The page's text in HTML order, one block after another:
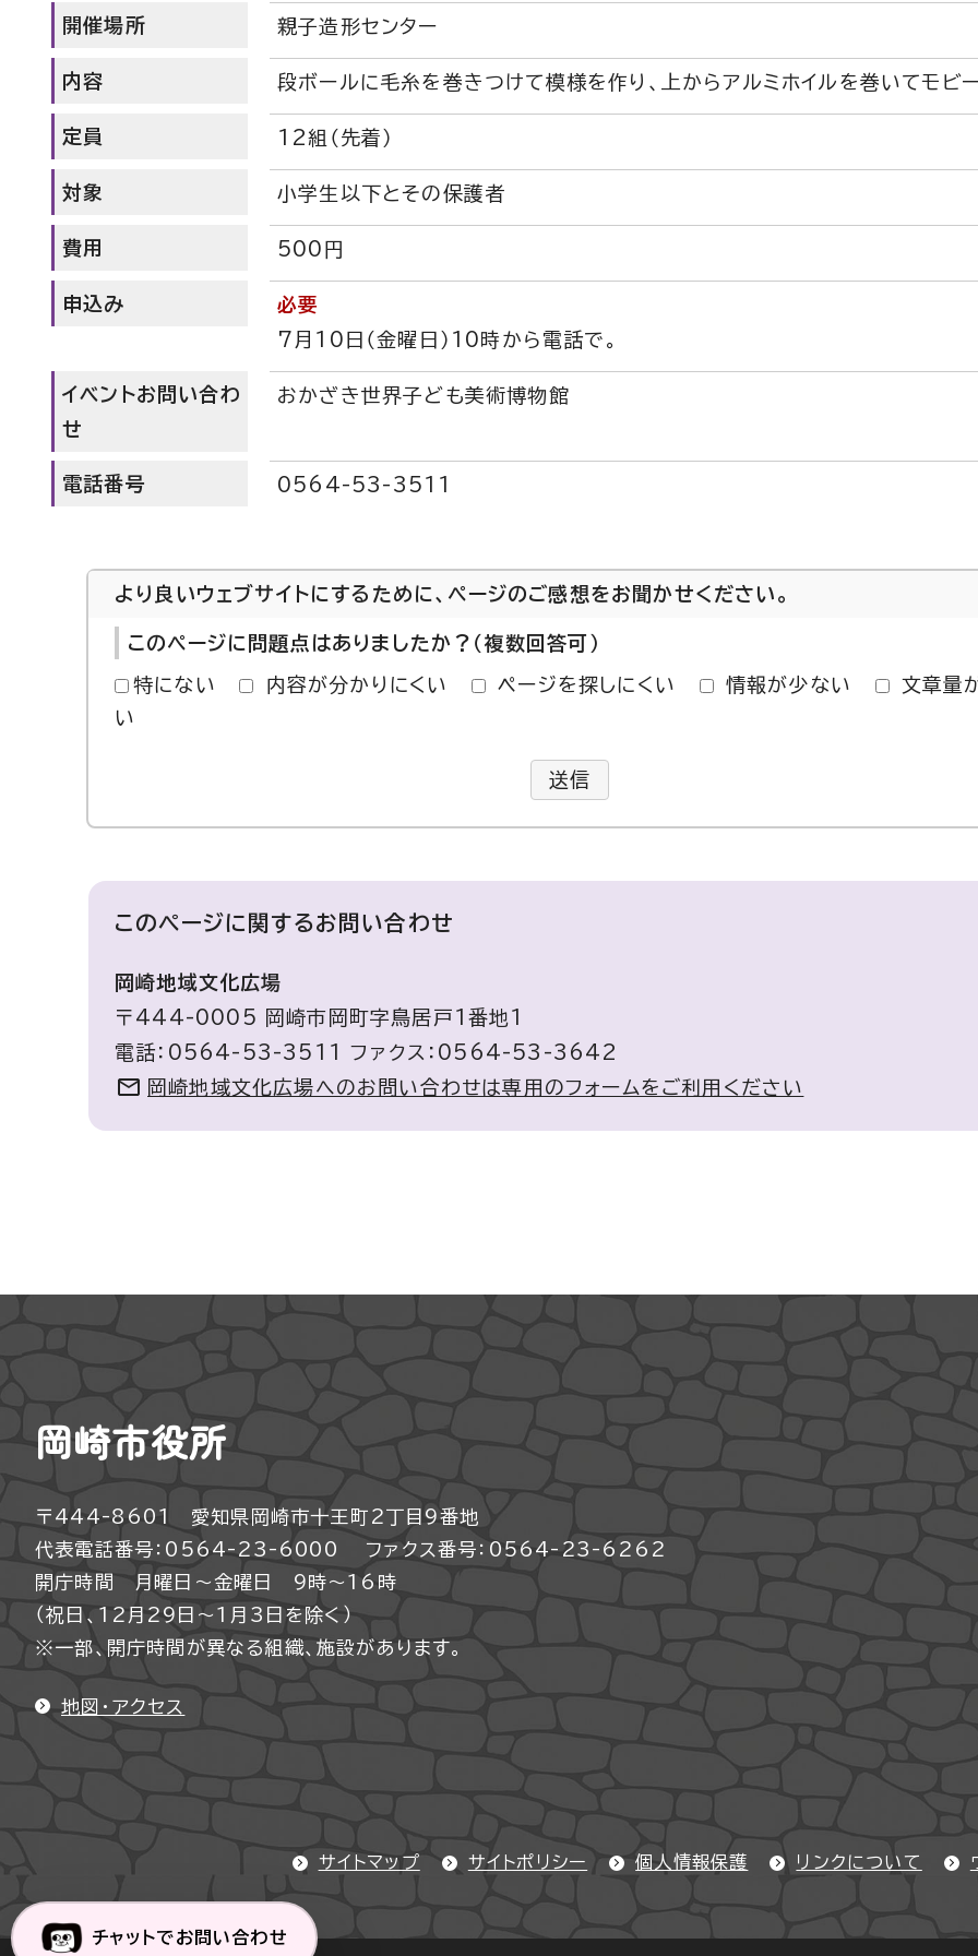
開催場所 親子造形センター
内容 段ボールに毛糸を巻きつけて模様を作り、上からアルミホイルを巻いてモビ
定員 12組（先着）
対象 小学生以下とその保護者
費用 500円
申込み
必要
7月10日（金曜日）10時から電話で。
イベントお問い合わ
せ
おかざき世界子ども美術博物館
電話番号 0564-53-3511
より良いウェブサイトにするために、ページのご感想をお聞かせください。
このページに問題点はありましたか？（複数回答可）
特にない 内容が分かりにくい ページを探しにくい 情報が少ない
文章量
い
送信
このページに関するお問い合わせ
岡崎地域文化広場
〒444-0005 岡崎市岡町字鳥居戸1番地1
電話：0564-53-3511 ファクス：0564-53-3642
岡崎地域文化広場へのお問い合わせは専用のフォームをご利用ください
岡崎市役所
〒444-8601 愛知県岡崎市十王町2丁目9番地
代表電話番号：0564-23-6000
ファクス番号：0564-23-6262
開庁時間 月曜日～金曜日 9時～16時
（祝日、12月29日～1月3日を除く）
※一部、開庁時間が異なる組織、施設があります。
地図・アクセス
サイトマップ サイトポリシー 個人情報保護 リンクについて
チャットでお問い合わせ